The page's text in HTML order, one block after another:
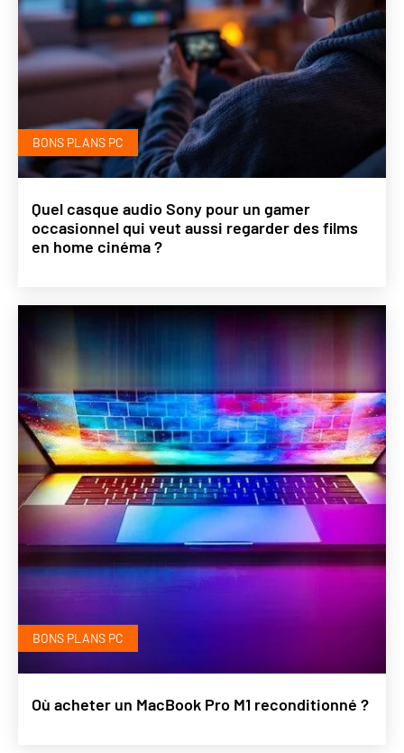
BONS PLANS PC
Quel casque audio Sony pour un gamer
occasionnel qui veut aussi regarder des films
en home cinéma ?
BONS PLANS PC
Où acheter un MacBook Pro M1 reconditionné ?